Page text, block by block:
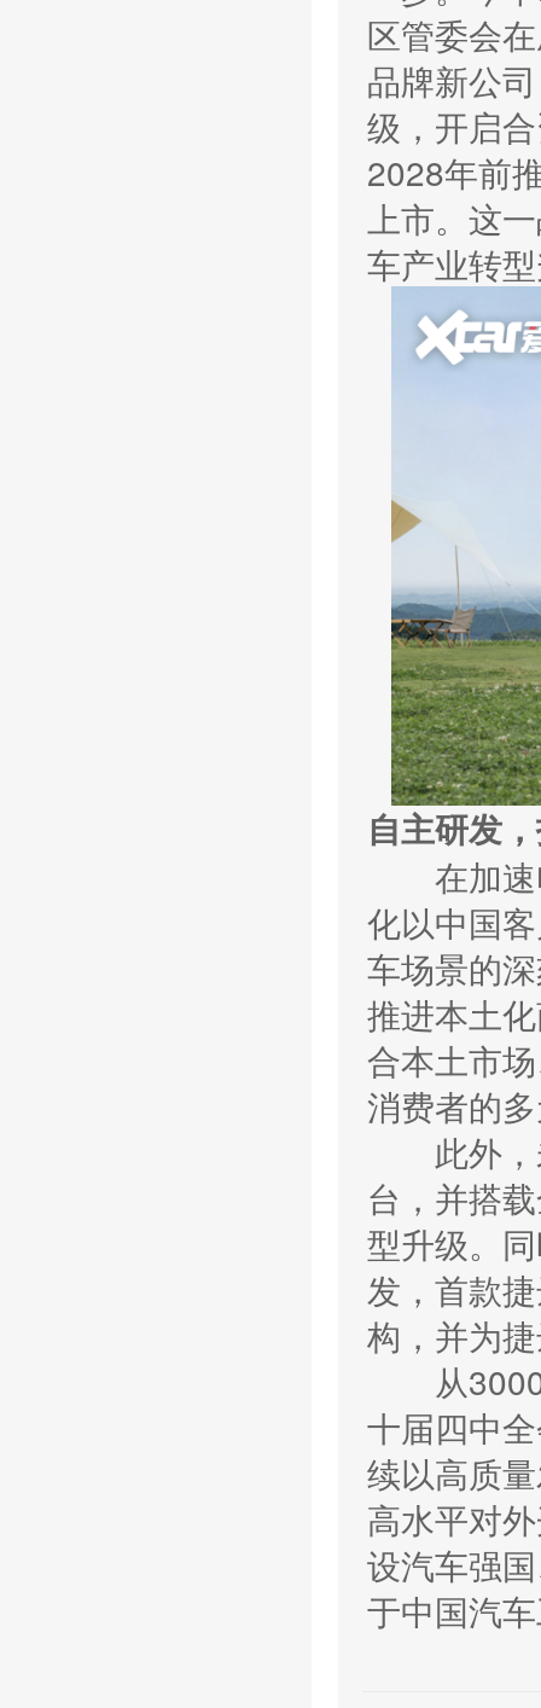
区管委会
品牌新公
级，开启
2028年前
上市。这
车产业转
自主研发
在加速
化以中国
车场景的
推进本土
合本土市
消费者的
此外，
台，并搭
型升级。
发，首款
构，并为
从3000
十届四中
续以高质
高水平对
设汽车强
于中国汽